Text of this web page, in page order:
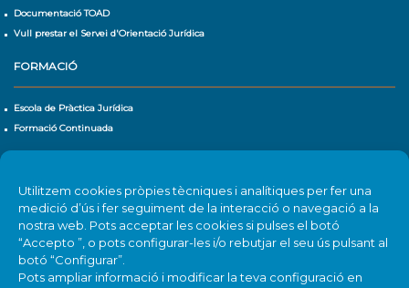
Utilitzem cookies pròpies tècniques i analítiques per fer una
medició d’ús i fer seguiment de la interacció o navegació a la
nostra web. Pots acceptar les cookies si pulses el botó
“Accepto ”, o pots configurar-les i/o rebutjar el seu ús pulsant al
botó “Configurar”.
Pots ampliar informació i modificar la teva configuració en
Documentació TOAD
Vull prestar el Servei d'Orientació Jurídica
FORMACIÓ
Escola de Pràctica Jurídica
Formació Continuada
Agenda